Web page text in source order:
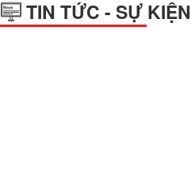
TIN TỨC - SỰ KIỆN